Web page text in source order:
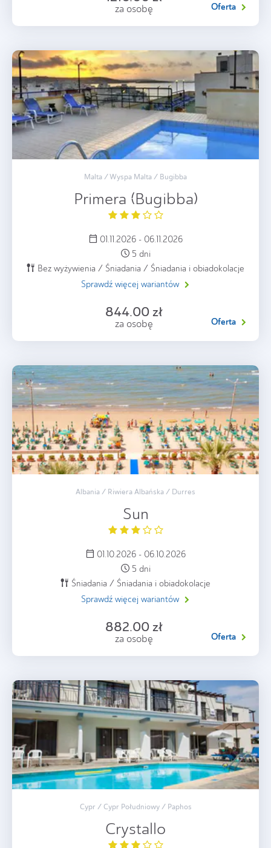
za osobę Oferta
Malta / Wyspa Malta / Bugibba
Primera (Bugibba)
01.11.2026 - 06.11.2026
5 dni
Bez wyżywienia / Śniadania / Śniadania i obiadokolacje
Sprawdź więcej wariantów
844.00 zł
za osobę Oferta
Albania / Riwiera Albańska / Durres
Sun
01.10.2026 - 06.10.2026
5 dni
Śniadania / Śniadania i obiadokolacje
Sprawdź więcej wariantów
882.00 zł
za osobę Oferta
Cypr / Cypr Południowy / Paphos
Crystallo